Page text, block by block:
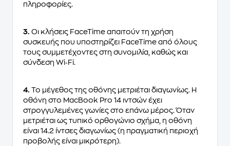
πληροφορίες.
3. Οι κλήσεις FaceTime απαιτούν τη χρήση
συσκευής που υποστηρίζει FaceTime από όλους
τους συμμετέχοντες στη συνομιλία, καθώς και
σύνδεση Wi‑Fi.
4. Το μέγεθος της οθόνης μετριέται διαγωνίως. Η
οθόνη στο MacBook Pro 14 ιντσών έχει
στρογγυλεμένες γωνίες στο επάνω μέρος. Όταν
μετριέται ως τυπικό ορθογώνιο σχήμα, η οθόνη
είναι 14.2 ίντσες διαγωνίως (η πραγματική περιοχή
προβολής είναι μικρότερη).